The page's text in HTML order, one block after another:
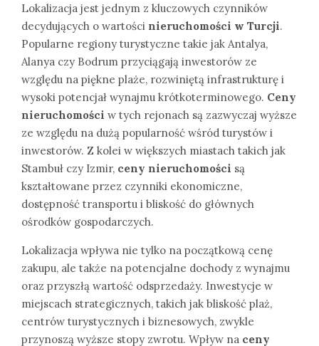
Lokalizacja jest jednym z kluczowych czynników
decydujących o wartości nieruchomości w Turcji.
Popularne regiony turystyczne takie jak Antalya,
Alanya czy Bodrum przyciągają inwestorów ze
względu na piękne plaże, rozwiniętą infrastrukturę i
wysoki potencjał wynajmu krótkoterminowego. Ceny
nieruchomości w tych rejonach są zazwyczaj wyższe
ze względu na dużą popularność wśród turystów i
inwestorów. Z kolei w większych miastach takich jak
Stambuł czy Izmir, ceny nieruchomości są
kształtowane przez czynniki ekonomiczne,
dostępność transportu i bliskość do głównych
ośrodków gospodarczych.
Lokalizacja wpływa nie tylko na początkową cenę
zakupu, ale także na potencjalne dochody z wynajmu
oraz przyszłą wartość odsprzedaży. Inwestycje w
miejscach strategicznych, takich jak bliskość plaż,
centrów turystycznych i biznesowych, zwykle
przynoszą wyższe stopy zwrotu. Wpływ na ceny